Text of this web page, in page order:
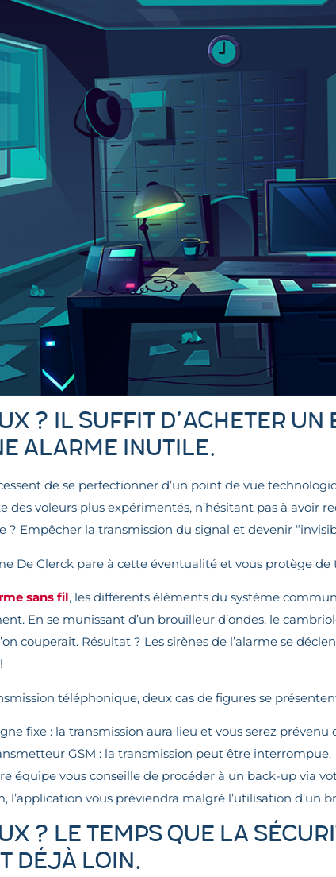
? Il suffit d’acheter
alarme inutile.
de se perfectionner d’un point de vue
des voleurs plus expérimentés, n’hésitant pas à avoir
? Empêcher la transmission du signal et devenir
De Clerck pare à cette éventualité et vous protège de
sans fil, les différents éléments du système
En se munissant d’un brouilleur d’ondes, le
couperait. Résultat ? Les sirènes de l’alarme se
téléphonique, deux cas de figures se
fixe : la transmission aura lieu et vous serez prévenu
GSM : la transmission peut être interrompue.
équipe vous conseille de procéder à un back-up via
l’application vous préviendra malgré l’utilisation d’un
? Le temps que la
déjà loin.